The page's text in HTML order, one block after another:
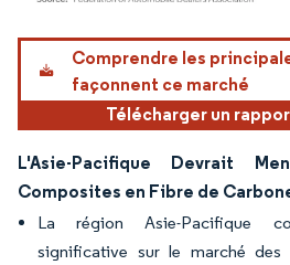
Image © Mordor Intelligence. La réutilisation
Comprendre les
façonnent ce marché
Télécharger un
L'Asie-Pacifique Devrait
Composites en Fibre de
La région Asie-Pacifique
significative sur le marché